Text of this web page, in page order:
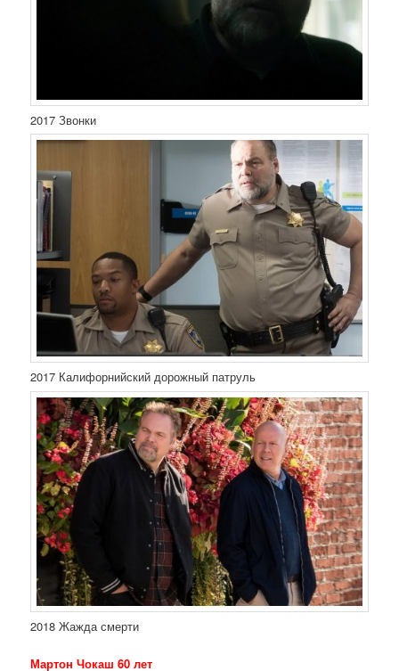
2017 Звонки
2017 Калифорнийский дорожный патруль
2018 Жажда смерти
Мартон Чокаш 60 лет